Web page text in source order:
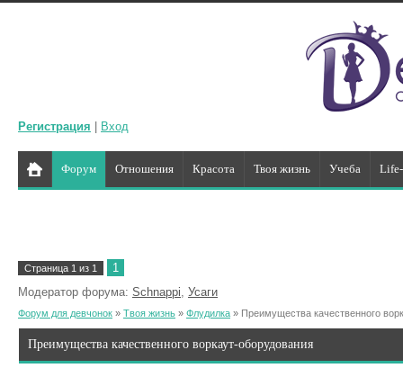
Регистрация Вход
Форум Отношения Красота Твоя жизнь Учеба
Страница 1 из 1
1
Модератор форума: Schnappi, Усаги
Форум для девчонок » Твоя жизнь » Флудилка » Преимущества качественного
Преимущества качественного воркаут-оборудования